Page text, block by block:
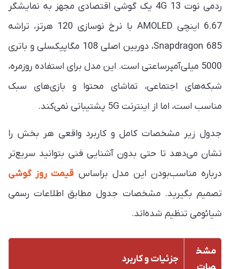
ردمی نوت 13 4G یک گوشی اقتصادی مجهز به نمایشگر
6.67 اینچی AMOLED با نرخ نوسازی 120 هرتز، تراشه
Snapdragon 685، دوربین اصلی 108 مگاپیکسلی و باتری
5000 میلی‌آمپرساعتی است. این مدل برای استفاده روزمره،
شبکه‌های اجتماعی، تماشای محتوا و بازی‌های سبک
مناسب است، اما از اینترنت 5G پشتیبانی نمی‌کند.
جدول زیر مشخصات کامل و کاربرد واقعی هر بخش را
نشان می‌دهد تا حتی بدون آشنایی فنی بتوانید سریع‌تر
درباره مناسب‌بودن این مدل براساس قیمت روز گوشی
تصمیم بگیرید. مشخصات جدول مطابق اطلاعات رسمی
شیائومی تنظیم شده‌اند.
مشخ
جزئیات و کاربرد